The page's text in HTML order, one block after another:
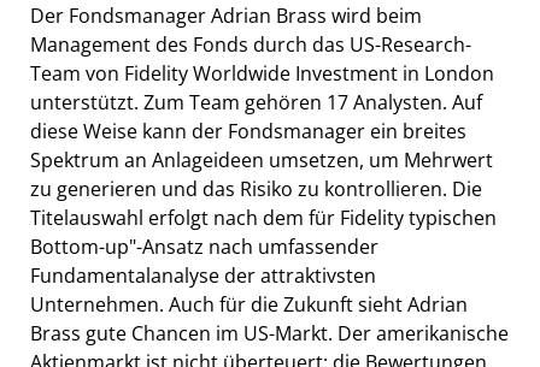
Der Fondsmanager Adrian Brass wird beim
Management des Fonds durch das US-Research-
Team von Fidelity Worldwide Investment in London
unterstützt. Zum Team gehören 17 Analysten. Auf
diese Weise kann der Fondsmanager ein breites
Spektrum an Anlageideen umsetzen, um Mehrwert
zu generieren und das Risiko zu kontrollieren. Die
Titelauswahl erfolgt nach dem für Fidelity typischen
Bottom-up"-Ansatz nach umfassender
Fundamentalanalyse der attraktivsten
Unternehmen. Auch für die Zukunft sieht Adrian
Brass gute Chancen im US-Markt. Der amerikanische